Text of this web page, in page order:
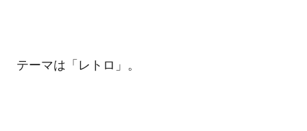
テーマは「レトロ」。